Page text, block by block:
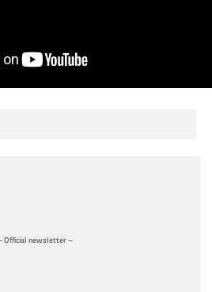
Official newsletter –